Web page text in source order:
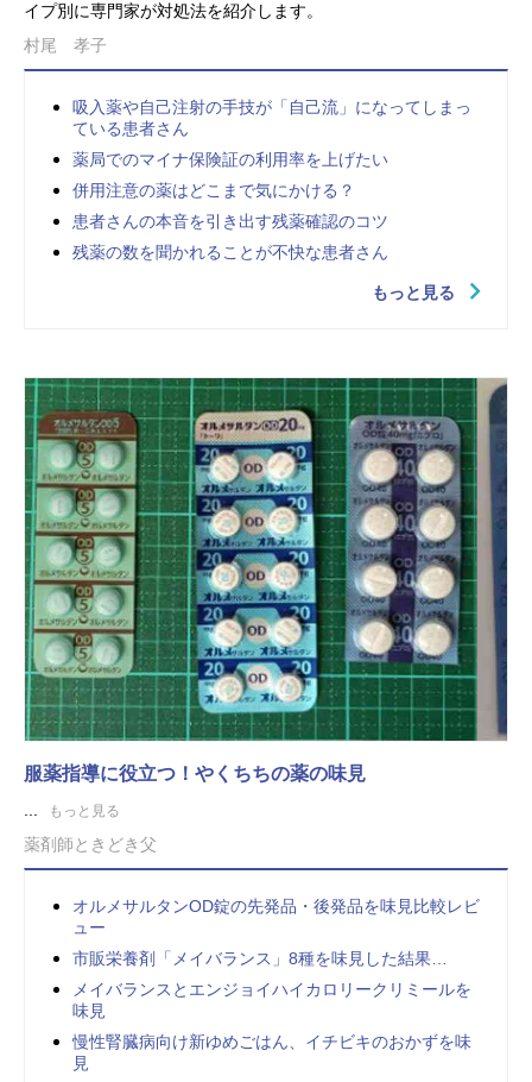
イプ別に専門家が対処法を紹介します。
村尾 孝子
吸入薬や自己注射の手技が「自己流」になってしまっ
ている患者さん
薬局でのマイナ保険証の利用率を上げたい
併用注意の薬はどこまで気にかける？
患者さんの本音を引き出す残薬確認のコツ
残薬の数を聞かれることが不快な患者さん
もっと見る
服薬指導に役立つ！やくちちの薬の味見
もっと見る
薬剤師ときどき父
オルメサルタンOD錠の先発品・後発品を味見比較レビ
ュー
市販栄養剤「メイバランス」8種を味見した結果…
メイバランスとエンジョイハイカロリークリミールを
味見
慢性腎臓病向け新ゆめごはん、イチビキのおかずを味
見